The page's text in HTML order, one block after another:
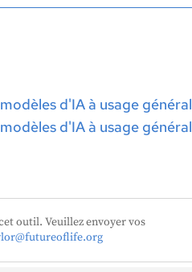
d'IA à usage général
d'IA à usage général
outil. Veuillez envoyer vos